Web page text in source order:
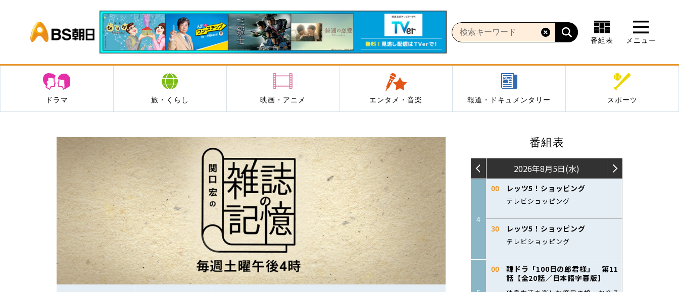
BS朝日
番組表 メニュー
ドラマ 旅・くらし 映画・アニメ エンタメ・音楽 報道・ドキュメンタリー スポーツ
番組表